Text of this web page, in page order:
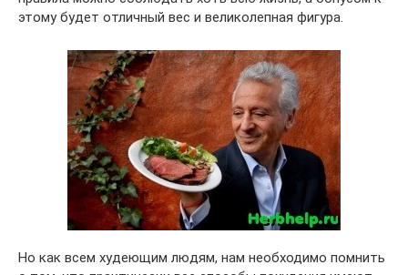
этому будет отличный вес и великолепная фигура.
Но как всем худеющим людям, нам необходимо помнить